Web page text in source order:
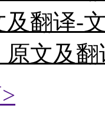
翻译-
文及